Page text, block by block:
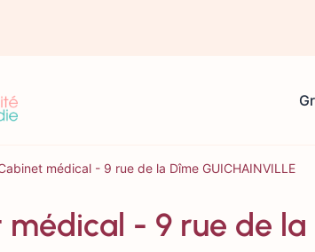
médical - 9 rue de la Dîme GUICHAINVILLE
- 9 rue de la